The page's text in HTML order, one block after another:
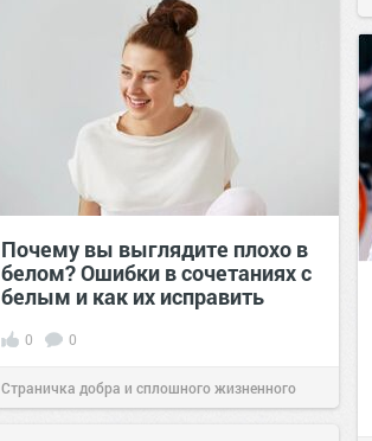
Почему вы выглядите плохо в
белом? Ошибки в сочетаниях с
белым и как их исправить
0 0
Страничка добра и сплошного жизненного